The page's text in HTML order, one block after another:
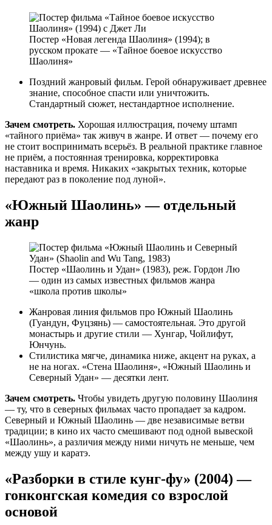
Постер «Новая легенда Шаолиня» (1994); в
русском прокате — «Тайное боевое искусство
Шаолиня»
Поздний жанровый фильм. Герой обнаруживает древнее
знание, способное спасти или уничтожить.
Стандартный сюжет, нестандартное исполнение.
Зачем смотреть. Хорошая иллюстрация, почему штамп
«тайного приёма» так живуч в жанре. И ответ — почему его
не стоит воспринимать всерьёз. В реальной практике главное
не приём, а постоянная тренировка, корректировка
наставника и время. Никаких «закрытых техник, которые
передают раз в поколение под луной».
«Южный Шаолинь» — отдельный
жанр
Постер «Шаолинь и Удан» (1983), реж. Гордон Лю
— один из самых известных фильмов жанра
«школа против школы»
Жанровая линия фильмов про Южный Шаолинь
(Гуандун, Фуцзянь) — самостоятельная. Это другой
монастырь и другие стили — Хунгар, Чойлифут,
Юнчунь.
Стилистика мягче, динамика ниже, акцент на руках, а
не на ногах. «Стена Шаолиня», «Южный Шаолинь и
Северный Удан» — десятки лент.
Зачем смотреть. Чтобы увидеть другую половину Шаолиня
— ту, что в северных фильмах часто пропадает за кадром.
Северный и Южный Шаолинь — две независимые ветви
традиции; в кино их часто смешивают под одной вывеской
«Шаолинь», а различия между ними ничуть не меньше, чем
между ушу и каратэ.
«Разборки в стиле кунг-фу» (2004) —
гонконгская комедия со взрослой
основой